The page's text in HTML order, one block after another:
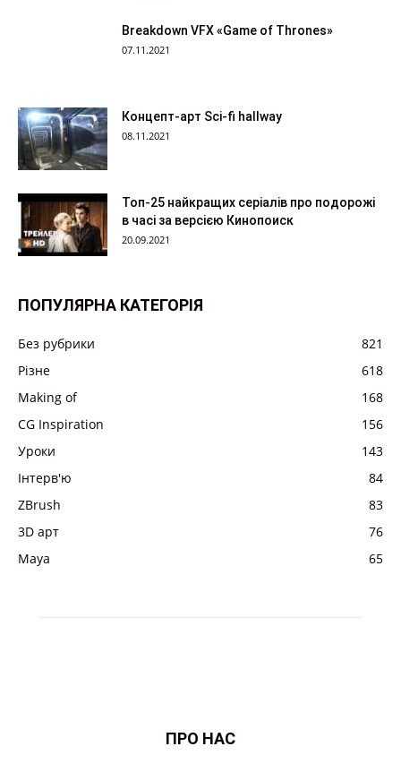
Breakdown VFX «Game of Thrones»
07.11.2021
Концепт-арт Sci-fi hallway
08.11.2021
Топ-25 найкращих серіалів про подорожі
в часі за версією Кинопоиск
20.09.2021
ПОПУЛЯРНА КАТЕГОРІЯ
Без рубрики
821
Різне
618
Making of
168
CG Inspiration
156
Уроки
143
Інтерв'ю
84
ZBrush
83
3D арт
76
Maya
65
ПРО НАС